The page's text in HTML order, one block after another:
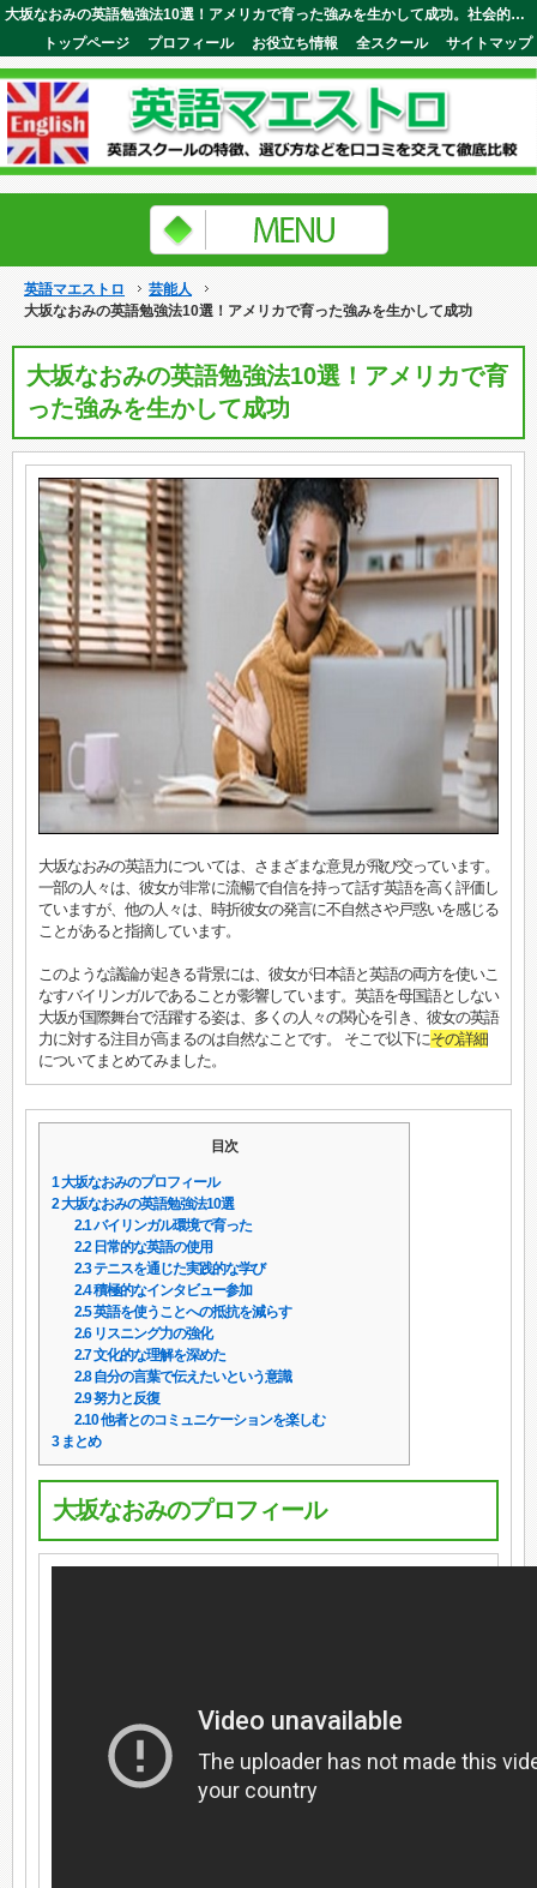
大坂なおみの英語勉強法10選！アメリカで育った強みを生かして成功。社会的な意識を持った行動でも注目され尊敬されています。英語マエストロ
サイトマップ
全スクール
お役立ち情報
プロフィール
トップページ
英語マエストロ
芸能人
大坂なおみの英語勉強法10選！アメリカで育った強みを生かして成功
大坂なおみの英語勉強法10選！アメリカで育
った強みを生かして成功
大坂なおみの英語力については、さまざまな意見が飛び交っています。
一部の人々は、彼女が非常に流暢で自信を持って話す英語を高く評価し
ていますが、他の人々は、時折彼女の発言に不自然さや戸惑いを感じる
ことがあると指摘しています。
このような議論が起きる背景には、彼女が日本語と英語の両方を使いこ
なすバイリンガルであることが影響しています。英語を母国語としない
大坂が国際舞台で活躍する姿は、多くの人々の関心を引き、彼女の英語
力に対する注目が高まるのは自然なことです。 そこで以下にその詳細
についてまとめてみました。
目次
1大坂なおみのプロフィール
2大坂なおみの英語勉強法10選
2.1バイリンガル環境で育った
2.2日常的な英語の使用
2.3テニスを通じた実践的な学び
2.4積極的なインタビュー参加
2.5英語を使うことへの抵抗を減らす
2.6リスニング力の強化
2.7文化的な理解を深めた
2.8自分の言葉で伝えたいという意識
2.9努力と反復
2.10他者とのコミュニケーションを楽しむ
3まとめ
大坂なおみのプロフィール